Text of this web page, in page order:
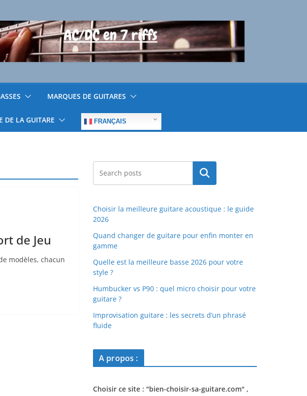
MARQUES DE GUITARES
DE LA GUITARE FRANÇAIS
de Jeu
modèles, chacun
Rechercher
Choisir la meilleure guitare acoustique : le guide
2026
Quand changer de guitare pour enfin monter en
gamme
Quelle est la meilleure basse 2026 pour votre
style ?
Humbucker vs P90 : quel micro choisir pour votre
guitare ?
Improvisation guitare : les secrets d’un phrasé
fluide
A propos :
Choisir ce site : "bien-choisir-sa-guitare.com" ,